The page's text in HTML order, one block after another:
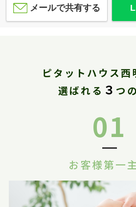
メールで共有する
ピタットハウス西
選ばれる ３ つ
01
お客様第一